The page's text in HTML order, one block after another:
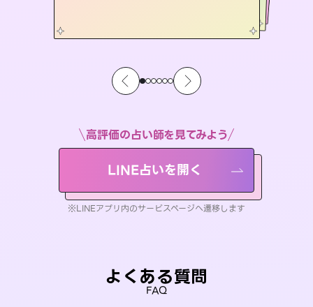
高評価の占い師を見てみよう
LINE占いを開く
※LINEアプリ内のサービスページへ遷移します
よくある質問
FAQ